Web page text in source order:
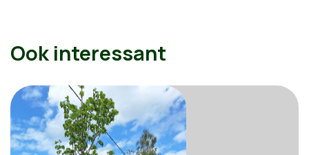
Ook interessant